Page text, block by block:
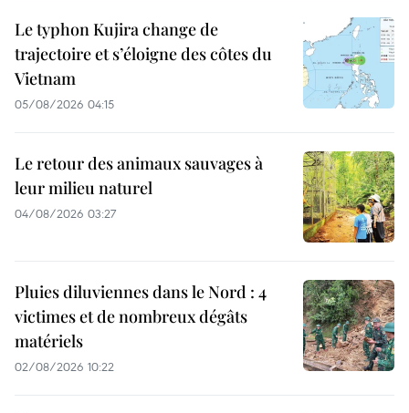
Le typhon Kujira change de
trajectoire et s’éloigne des côtes du
Vietnam
05/08/2026 04:15
Le retour des animaux sauvages à
leur milieu naturel
04/08/2026 03:27
Pluies diluviennes dans le Nord : 4
victimes et de nombreux dégâts
matériels
02/08/2026 10:22